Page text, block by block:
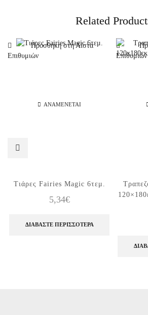
Related
Προσθήκη στη Λίστα
Επιθυμιών
ΑΝΑΜΈΝΕΤΑΙ
Τιάρες Fairies Magic 6τεμ.
5,34€
ΔΙΑΒΆΣΤΕ ΠΕΡΙΣΣΌΤΕΡΑ
Επιθυμιών